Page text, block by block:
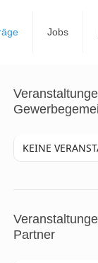
Jobs
KEINE
Partner